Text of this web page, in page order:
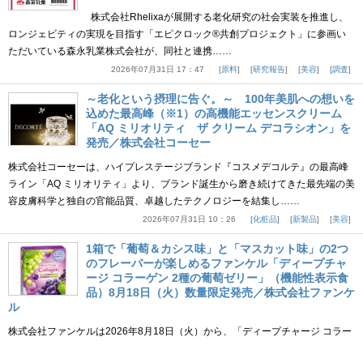
株式会社Rhelixaが展開する老化研究の社会実装を推進し、
ロンジェビティの実現を目指す「エピクロック®共創プロジェクト」に参画い
ただいている森永乳業株式会社が、同社と連携……
2026年07月31日 17：47 原料 研究報告 美容 調査
～老化という摂理に告ぐ。～ 100年美肌への想いを
込めた最高峰（※1）の高機能エッセンスクリーム
「AQ ミリオリティ ザ クリーム デコラシオン」を
発売／株式会社コーセー
株式会社コーセーは、ハイプレステージブランド『コスメデコルテ』の最高峰
ライン「AQ ミリオリティ」より、ブランド誕生から磨き続けてきた最先端の美
容皮膚科学と独自の官能品質、卓越したテクノロジーを結集し……
2026年07月31日 10：26 化粧品 新製品 美容
1箱で「葡萄＆カシス味」と「マスカット味」の2つ
のフレーバーが楽しめるファンケル「ディープチャ
ージ コラーゲン 2種の葡萄ゼリー」（機能性表示食
品）8月18日（火）数量限定発売／株式会社ファンケ
ル
株式会社ファンケルは2026年8月18日（火）から、「ディープチャージ コラー